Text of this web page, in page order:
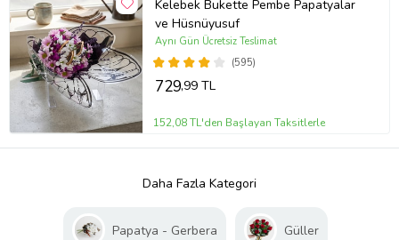
Kelebek Bukette Pembe Papatyalar
ve Hüsnüyusuf
(595)
Aynı Gün Ücretsiz Teslimat
729,99 TL
152,08 TL'den Başlayan Taksitlerle
Daha Fazla Kategori
Papatya - Gerbera Güller